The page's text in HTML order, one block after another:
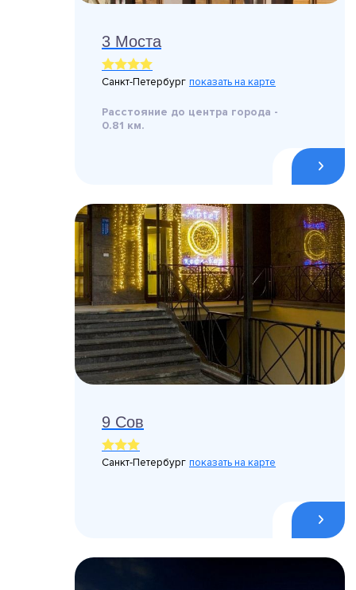
3 Моста
Санкт-Петербург показать на карте
Расстояние до центра города -
0.81 км.
9 Сов
Санкт-Петербург показать на карте